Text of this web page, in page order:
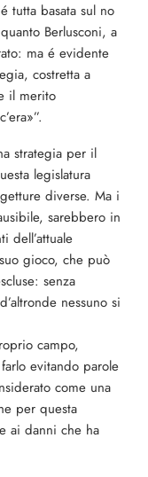
tutta basata sul no
Berlusconi, a
ma é evidente
costretta a
il merito
strategia per il
legislatura
diverse. Ma i
sarebbero in
dell’attuale
gioco, che può
senza
nessuno si
campo,
evitando parole
come una
per questa
ai danni che ha